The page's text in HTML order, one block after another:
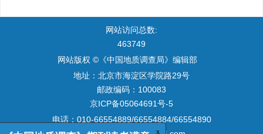
网站访问总数:
463749
网站版权 ©《中国地质调查局》编辑部
地址：北京市海淀区学院路29号
邮政编码：100083
京ICP备05064691号-5
电话：010-66554889/66554884/66554890